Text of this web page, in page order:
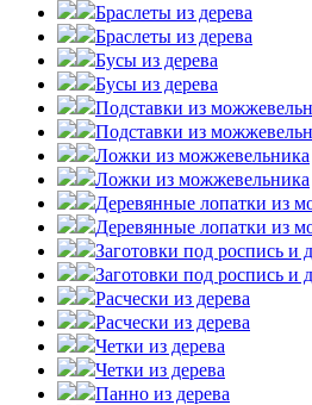
Браслеты из дерева
Браслеты из дерева
Бусы из дерева
Бусы из дерева
Подставки из
Подставки из
Ложки из можжевельника
Ложки из можжевельника
Деревянные лопатки из
Деревянные лопатки из
Заготовки под роспись и
Заготовки под роспись и
Расчески из дерева
Расчески из дерева
Четки из дерева
Четки из дерева
Панно из дерева